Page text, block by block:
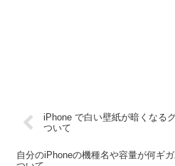
iPhone で白い壁紙が暗くなる
ついて
自分のiPhoneの機種名や容量が何ギ